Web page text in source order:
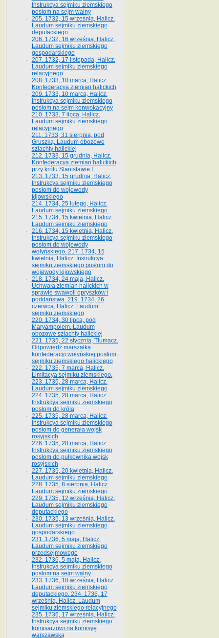
Instrukcya sejmiku ziemskiego
posłom na sejm walny
205. 1732, 15 września, Halicz.
Laudum sejmiku ziemskiego
deputackiego
206. 1732, 16 września, Halicz.
Laudum sejmiku ziemskiego
gospodarskiego
207. 1732, 17 listopada, Halicz.
Laudum sejmiku ziemskiego
relacyjnego
208. 1733, 10 marca, Halicz.
Konfederacya ziemian halickich­
209. 1733, 10 marca, Halicz.
Instrukcya sejmiku ziemskiego
posłom na sejm konwokacyjny
210. 1733, 7 lipca, Halicz.
Laudum sejmiku ziemskiego
relacyjnego
211. 1733, 31 sierpnia, pod
Gruszką. Laudum obozowe
szlachty halickiej
212. 1733, 15 grudnia, Halicz.
Konfederacya ziemian halickich
przy królu Stanisławie I .
213. 1733, 15 grudnia, Halicz.
Instrukcya sejmiku ziemskiego
posłom do wojewody
kijowskiego
214. 1734, 25 lutego, Halicz.
Laudum sejmiku ziemskiego.
215. 1734, 15 kwietnia, Halicz.
Laudum sejmiku ziemskiego
216. 1734, 15 kwietnia, Halicz.
Instrukcya sejmiku ziemskiego
posłom do wojewody
wołyńskiego. 217. 1734, 15
kwietnia, Halicz. Instrukcya
sejmiku ziemskiego posłom do
wojewody kijowskiego
218. 1734, 24 maja, Halicz.
Uchwała ziemian halickich w
sprawie swawoli opryszków i
poddaństwa. 219. 1734, 26
czerwca, Halicz. Laudum
sejmiku ziemskiego
220. 1734, 30 lipca, pod
Maryampolem. Laudum
obozowe szlachty halickiej
221. 1735, 22 stycznia, Tłumacz.
Odpowiedź marszałka
konfederacyi wołyńskiej posłom
sejmiku ziemskiego halickiego
222. 1735, 7 marca, Halicz.
Limitacya sejmiku ziemskiego.
223. 1735, 28 marca, Halicz.
Laudum sejmiku ziemskiego
224. 1735, 28 marca, Halicz.
Instrukcya sejmiku ziemskiego
posłom do króla
225. 1735, 28 marca, Halicz.
Instrukcya sejmiku ziemskiego
posłom do generała wojsk
rosyjskich
226. 1735, 28 marca, Halicz.
Instrukcya sejmiku ziemskiego
posłom do pułkownika wojsk
rosyjskich
227. 1735, 20 kwietnia, Halicz.
Laudum sejmiku ziemskiego
228. 1735, 8 sierpnia, Halicz.
Laudum sejmiku ziemskiego
229. 1735, 12 września, Halicz.
Laudum sejmiku ziemskiego
deputackiego
230. 1735, 13 września, Halicz.
Laudum sejmiku ziemskiego
gospodarskiego
231. 1736, 5 maja, Halicz.
Laudum sejmiku ziemskiego
przedsejmowego
232. 1736, 5 maja, Halicz.
Instrukcya sejmiku ziemskiego
posłom na sejm walny
233. 1736, 10 września, Halicz.
Laudum sejmiku ziemskiego
deputackiego. 234. 1736, 17
września, Halicz. Laudum
sejmiku ziemskiego relacyjnego
235. 1736, 17 września, Halicz.
Instrukcya sejmiku ziemskiego
komisarzowi na komisyę
warszawską